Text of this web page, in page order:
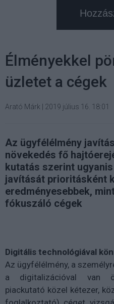
Élményekkel
üzletet a cégek
Arató Márk 2019 július 16. 18:01
Az ügyfélélmény
növekedés fő
kutatás szerint
javítását prioritásként
eredményesebbek,
fókuszáló cégek
Digitális technológiával
Az ügyfélélmény, a
a digitalizációval van
piackutató közel kétezer,